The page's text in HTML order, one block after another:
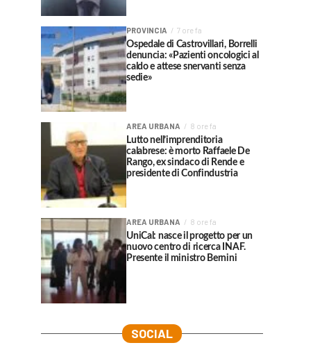
PROVINCIA 7 ore fa
Ospedale di Castrovillari, Borrelli
denuncia: «Pazienti oncologici al
caldo e attese snervanti senza
sedie»
AREA URBANA 8 ore fa
Lutto nell’imprenditoria
calabrese: è morto Raffaele De
Rango, ex sindaco di Rende e
presidente di Confindustria
AREA URBANA 8 ore fa
UniCal: nasce il progetto per un
nuovo centro di ricerca INAF.
Presente il ministro Bernini
SOCIAL